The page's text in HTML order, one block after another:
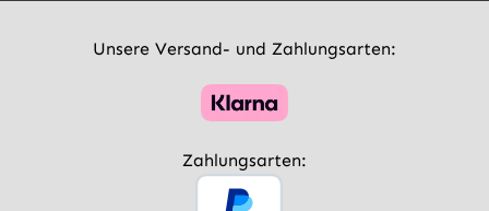
Unsere Versand- und Zahlungsarten:
Zahlungsarten: